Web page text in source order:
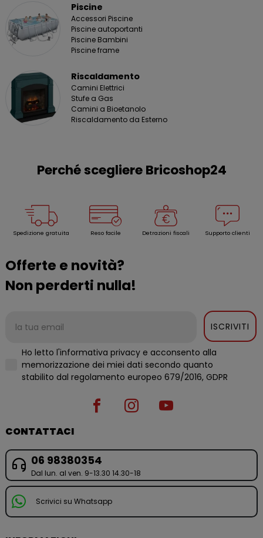
Piscine
Accessori Piscine
Piscine autoportanti
Piscine Bambini
Piscine frame
Riscaldamento
Camini Elettrici
Stufe a Gas
Camini a Bioetanolo
Riscaldamento da Esterno
Perché scegliere Bricoshop24
Spedizione gratuita Reso facile Detrazioni fiscali Supporto clienti
Offerte e novità?
Non perderti nulla!
ISCRIVITI
Ho letto l'informativa privacy e acconsento alla
memorizzazione dei miei dati secondo quanto
stabilito dal regolamento europeo 679/2016, GDPR
CONTATTACI
06 98380354
Dal lun. al ven. 9-13.30 14.30-18
Scrivici su Whatsapp